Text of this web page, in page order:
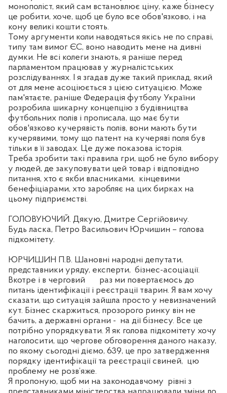
монополіст, який сам встановлює ціну, каже бізнесу
це робити, хоче, щоб це було все обов'язково, і на
кону великі кошти стоять.
Тому аргументи коли наводяться якісь не по справі,
типу там вимог ЄС, воно наводить мене на дивні
думки. Не всі колеги знають, я раніше перед
парламентом працював у журналістських
розслідуваннях. І я згадав дуже такий приклад, який
от для мене асоціюється з цією ситуацією. Може
пам'ятаєте, раніше Федерація футболу України
розробила шикарну концепцію з будівництва
футбольних полів і прописала, що має бути
обов'язково кучерявість полів, вони мають бути
кучерявими, тому що патент на кучеряві поля був
тільки в її заводах. Це дуже показова історія.
Треба зробити такі правила гри, щоб не було вибору
у людей, де закуповувати цей товар і відповідно
питання, хто є якби власниками, кінцевими
бенефіціарами, хто заробляє на цих бирках на
цьому підприємстві.
ГОЛОВУЮЧИЙ. Дякую, Дмитре Сергійовичу.
Будь ласка, Петро Васильович Юрчишин – голова
підкомітету.
ЮРЧИШИН П.В. Шановні народні депутати,
представники уряду, експерти, бізнес-асоціації.
Вкотре і в черговий
раз ми повертаємось до
питань ідентифікації і реєстрації тварин. Я вам хочу
сказати, що ситуація зайшла просто у невизначений
кут. Бізнес скаржиться, прозорого ринку він не
бачить, а державні органи - на дії бізнесу. Все це
потрібно упорядкувати. Я як голова підкомітету хочу
наголосити, що чергове обговорення даного наказу,
по якому сьогодні діємо, 639, це про затвердження
порядку ідентифікації та реєстрації свиней, цю
проблему не розв’яже.
Я пропоную, щоб ми на законодавчому рівні з